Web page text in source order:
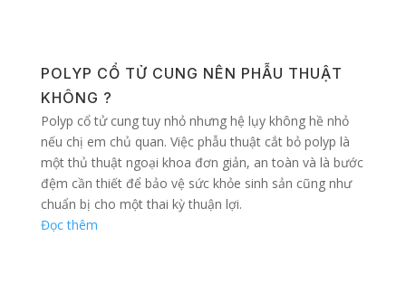
POLYP CỔ TỬ CUNG NÊN PHẪU THUẬT
KHÔNG ?
Polyp cổ tử cung tuy nhỏ nhưng hệ lụy không hề nhỏ
nếu chị em chủ quan. Việc phẫu thuật cắt bỏ polyp là
một thủ thuật ngoại khoa đơn giản, an toàn và là bước
đệm cần thiết để bảo vệ sức khỏe sinh sản cũng như
chuẩn bị cho một thai kỳ thuận lợi.
Đọc thêm